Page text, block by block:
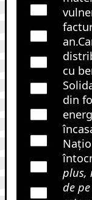
cu
din
plus,
de